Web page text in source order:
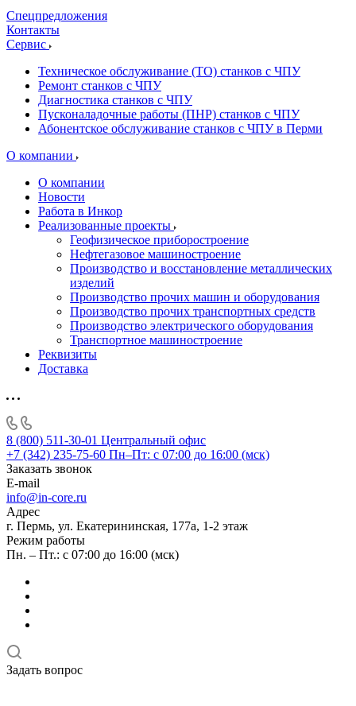
Спецпредложения
Контакты
Сервис
Техническое обслуживание (ТО) станков с ЧПУ
Ремонт станков с ЧПУ
Диагностика станков с ЧПУ
Пусконаладочные работы (ПНР) станков с ЧПУ
Абонентское обслуживание станков с ЧПУ в Перми
О компании
О компании
Новости
Работа в Инкор
Реализованные проекты
Геофизическое приборостроение
Нефтегазовое машиностроение
Производство и восстановление металлических
изделий
Производство прочих машин и оборудования
Производство прочих транспортных средств
Производство электрического оборудования
Транспортное машиностроение
Реквизиты
Доставка
8 (800) 511-30-01 Центральный офис
+7 (342) 235-75-60 Пн–Пт: с 07:00 до 16:00 (мск)
Заказать звонок
E-mail
info@in-core.ru
Адрес
г. Пермь, ул. ​Екатерининская, 177а, ​1-2 этаж
Режим работы
Пн. – Пт.: с 07:00 до 16:00 (мск)
Задать вопрос